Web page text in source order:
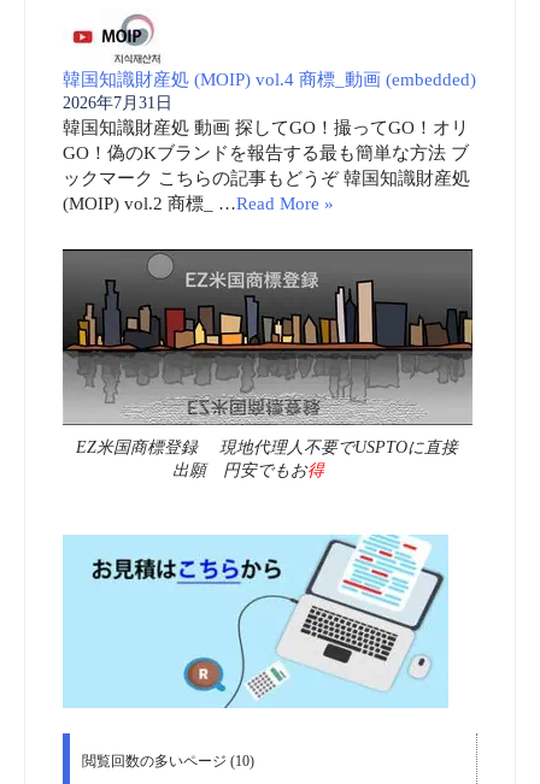
韓国知識財産処 (MOIP) vol.4 商標_動画 (embedded)
2026年7月31日
韓国知識財産処 動画 探してGO！撮ってGO！オリ
GO！偽のKブランドを報告する最も簡単な方法 ブ
ックマーク こちらの記事もどうぞ 韓国知識財産処
(MOIP) vol.2 商標_ …Read More »
EZ米国商標登録 現地代理人不要でUSPTOに直接
出願 円安でもお得
閲覧回数の多いページ (10)